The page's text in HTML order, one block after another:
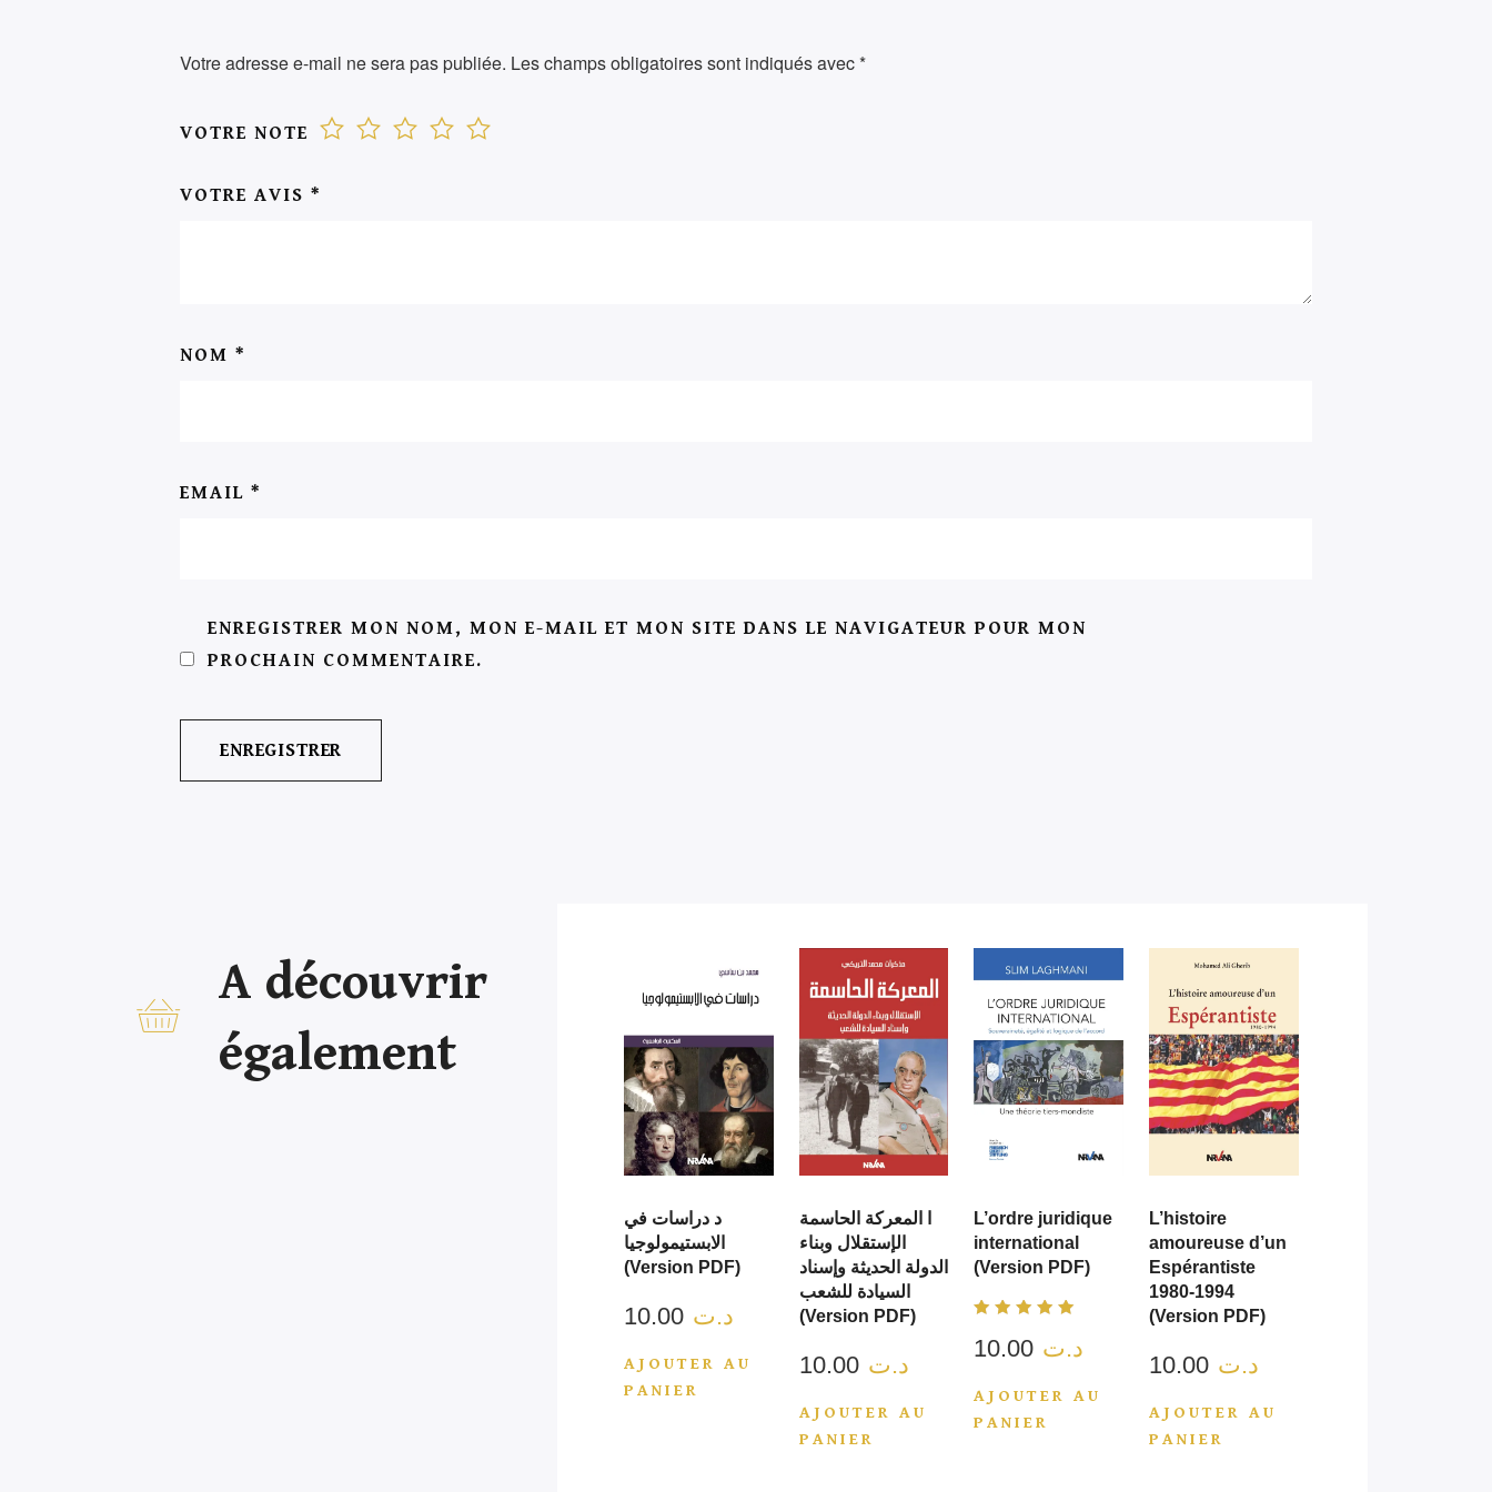
Votre adresse e-mail ne sera pas publiée. Les champs obligatoires sont indiqués avec*
VOTRE NOTE
VOTRE AVIS *
NOM *
EMAIL *
ENREGISTRER MON NOM, MON E-MAIL ET MON SITE DANS LE NAVIGATEUR POUR MON
PROCHAIN COMMENTAIRE.
A découvrir
également
د دراسات في
الابستيمولوجيا
(Version PDF)
د.ت
AJOUTER AU
PANIER
ا المعركة الحاسمة
الإستقلال وبناء
الدولة الحديثة وإسناد
السيادة للشعب
(Version PDF)
د.ت 10.00
AJOUTER AU
PANIER
L’ordre juridique
international
(Version PDF)
4.00
sur 5 د.ت
AJOUTER AU
PANIER
L’histoire
amoureuse d’un
Espérantiste
1980-1994
(Version PDF)
د.ت
AJOUTER AU
PANIER